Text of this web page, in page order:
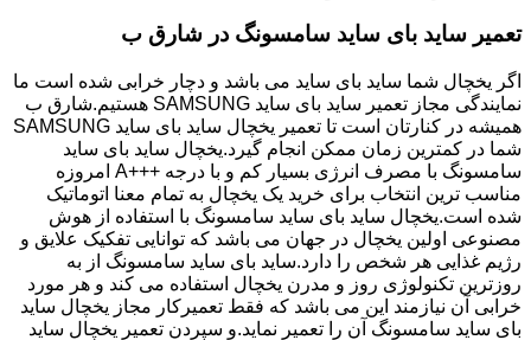
تعمیر ساید بای ساید سامسونگ در شارق ب
اگر یخچال شما ساید بای ساید می باشد و دچار خرابی شده است ما
نمایندگی مجاز تعمیر ساید بای ساید SAMSUNG هستیم.شارق ب
همیشه در کنارتان است تا تعمیر یخچال ساید بای ساید SAMSUNG
شما در کمترین زمان ممکن انجام گیرد.یخچال ساید بای ساید
سامسونگ با مصرف انرژی بسیار کم و با درجه +++A امروزه
مناسب ترین انتخاب برای خرید یک یخچال به تمام معنا اتوماتیک
شده است.یخچال ساید بای ساید سامسونگ با استفاده از هوش
مصنوعی اولین یخچال در جهان می باشد که توانایی تفکیک علایق و
رژیم غذایی هر شخص را دارد.ساید بای ساید سامسونگ از به
روزترین تکنولوژی روز و مدرن یخچال استفاده می کند و هر مورد
خرابی آن نیازمند این می باشد که فقط تعمیرکار مجاز یخچال ساید
بای ساید سامسونگ آن را تعمیر نماید.و سپردن تعمیر یخچال ساید